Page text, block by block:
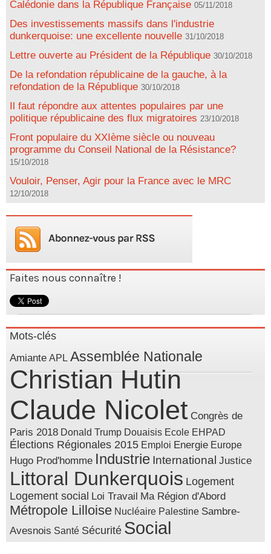
Calédonie dans la République Française 05/11/2018
Des investissements massifs dans l'industrie
dunkerquoise: une excellente nouvelle 31/10/2018
Lettre ouverte au Président de la République 30/10/2018
De la refondation républicaine de la gauche, à la
refondation de la République 30/10/2018
Il faut répondre aux attentes populaires par une
politique républicaine des flux migratoires 23/10/2018
Front populaire du XXIème siècle ou nouveau
programme du Conseil National de la Résistance?
15/10/2018
Vouloir, Penser, Agir pour la France avec le MRC
12/10/2018
Faites nous connaître !
Mots-clés
Amiante APL Assemblée Nationale
Christian Hutin
Claude Nicolet Congrès de
Paris 2018 Donald Trump Douaisis Ecole EHPAD
Élections Régionales 2015 Emploi Energie Europe
Hugo Prod'homme Industrie International Justice
Littoral Dunkerquois Logement
Logement social Loi Travail Ma Région d'Abord
Métropole Lilloise Nucléaire Palestine Sambre-
Avesnois Santé Sécurité Social